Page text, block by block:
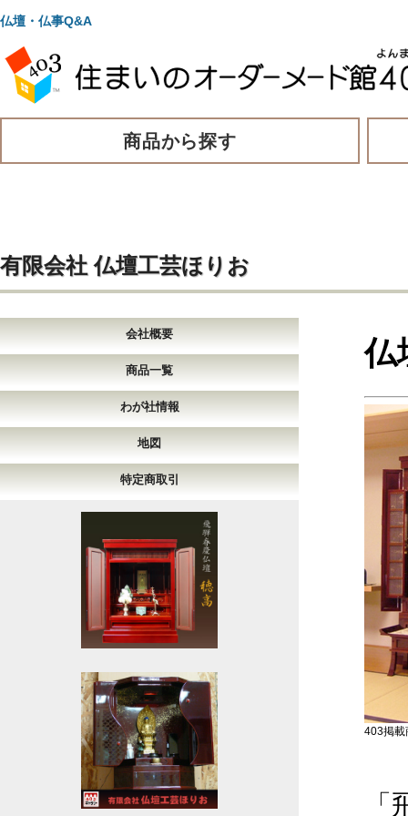
仏壇・仏事Q&A
商品から探す
有限会社 仏壇工芸ほりお
会社概要
商品一覧
わが社情報
地図
特定商取引
仏
403掲載